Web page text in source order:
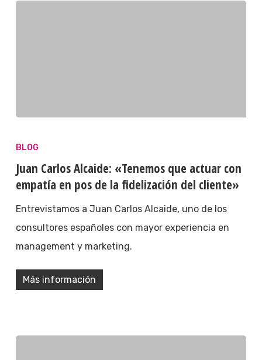
BLOG
Juan Carlos Alcaide: «Tenemos que actuar con
empatía en pos de la fidelización del cliente»
Entrevistamos a Juan Carlos Alcaide, uno de los
consultores españoles con mayor experiencia en
management y marketing.
Más información